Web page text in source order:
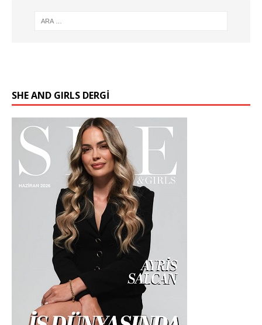
SHE AND GIRLS DERGİ